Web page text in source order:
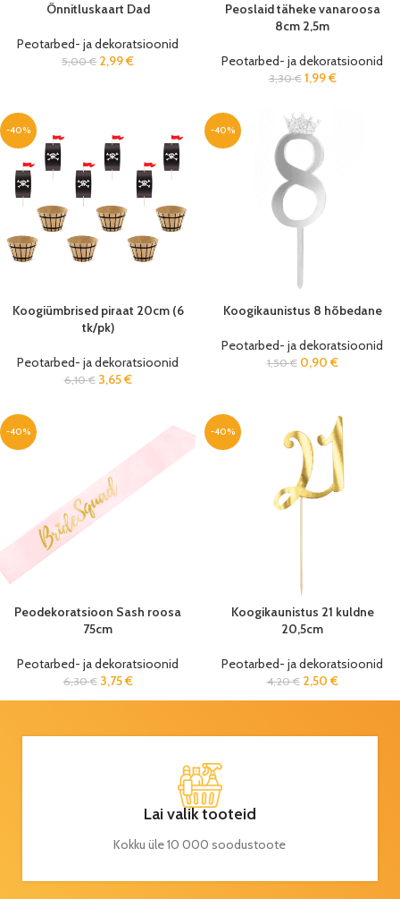
Õnnitluskaart Dad
Peotarbed- ja dekoratsioonid
5,00€ 2,99€
Peoslaid täheke vanaroosa
8cm 2,5m
Peotarbed- ja dekoratsioonid
3,30€ 1,99€
-40%
Koogiümbrised piraat 20cm (6
tk/pk)
Peotarbed- ja dekoratsioonid
6,10€ 3,65€
-40%
Koogikaunistus 8 hõbedane
Peotarbed- ja dekoratsioonid
1,50€ 0,90 €
-40%
Peodekoratsioon Sash roosa
75cm
Peotarbed- ja dekoratsioonid
6,30€ 3,75€
-40%
Koogikaunistus 21 kuldne
20,5cm
Peotarbed- ja dekoratsioonid
4,20€ 2,50 €
Lai valik tooteid
Kokku üle 10 000 soodustoote